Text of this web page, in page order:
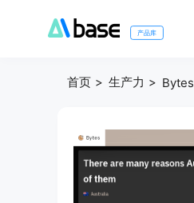
产品库
首页 生产力 Bytes